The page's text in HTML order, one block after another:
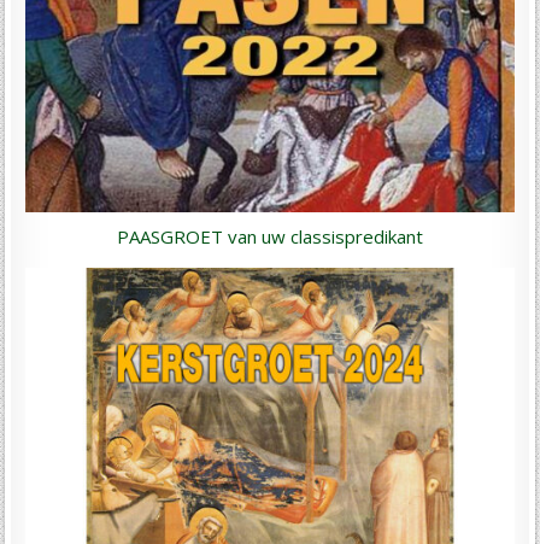
PAASGROET van uw classispredikant